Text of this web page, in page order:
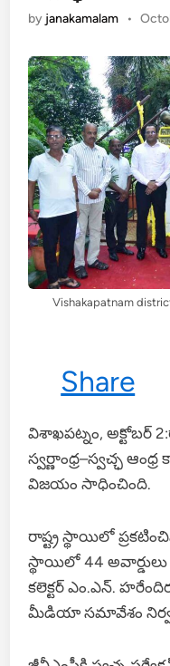
by janakamalam •
Vishakapatnam
Share
విశాఖపట్నం, అక్టోబర్
స్వర్ణాంధ్ర–స్వచ్ఛ
విజయం సాధించింది.
రాష్ట్ర స్థాయిలో
స్థాయిలో 44
కలెక్టర్ ఎం.ఎన్.
మీడియా సమావేశం